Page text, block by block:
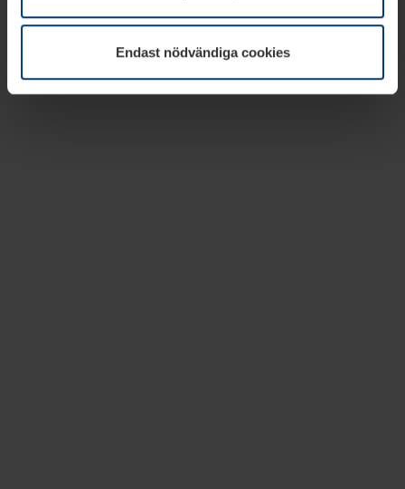
vår webbplats.
Endast nödvändiga cookies